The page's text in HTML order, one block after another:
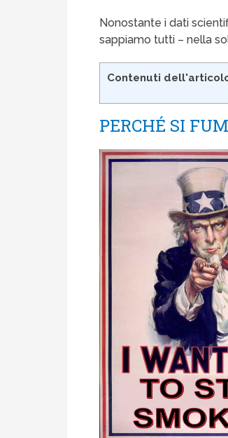
Nonostante i dati
sappiamo tutti – nella
Contenuti
PERCHÉ SI